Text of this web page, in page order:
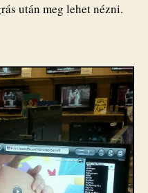
után meg lehet nézni.